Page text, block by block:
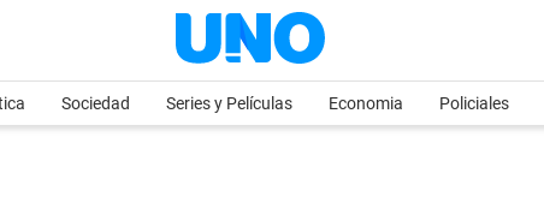
Sociedad Series y Películas Economia Policiales